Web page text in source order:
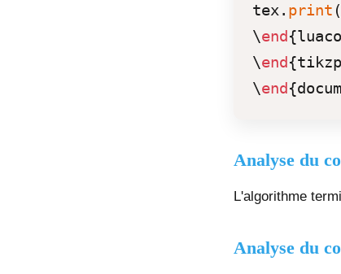
tex. print (
\end
\end
\end
Analyse du
L'algorithme
Analyse du